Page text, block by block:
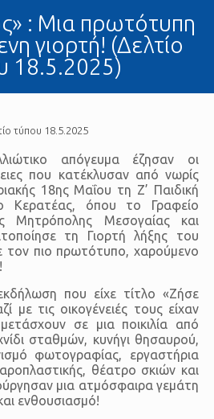
: Μια πρωτότυπη
γιορτή! (Δελτίο
18.5.2025)
τύπου 18.5.2025
απόγευμα έζησαν οι
που κατέκλυσαν από νωρίς
18ης Μαΐου τη Ζ’ Παιδική
Κερατέας, όπου το Γραφείο
Μητρόπολης Μεσογαίας και
τη Γιορτή λήξης του
τον πιο πρωτότυπο, χαρούμενο
που είχε τίτλο «Ζήσε
με τις οικογένειές τους είχαν
σε μια ποικιλία από
σταθμών, κυνήγι θησαυρού,
φωτογραφίας, εργαστήρια
θέατρο σκιών και
μια ατμόσφαιρα γεμάτη
ενθουσιασμό!